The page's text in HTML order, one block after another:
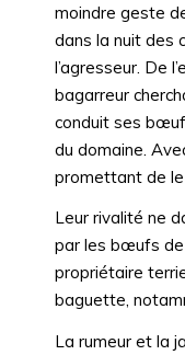
moindre geste
dans la nuit des
l’agresseur. De
bagarreur
conduit ses
du domaine.
promettant de le
Leur rivalité ne
par les bœufs de
propriétaire
baguette,
La rumeur et la